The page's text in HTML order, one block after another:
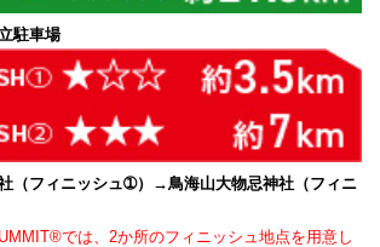
駐車場
（フィニッシュ➀）→鳥海山大物忌神社（フィニ
では、2か所のフィニッシュ地点を用意し